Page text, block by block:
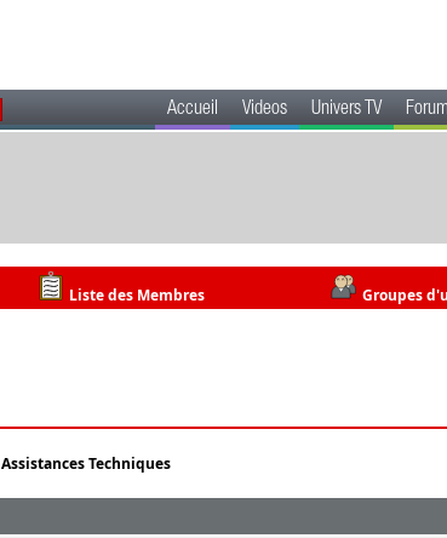
Accueil Videos Univers TV
Liste des Membres Groupes
Assistances Techniques